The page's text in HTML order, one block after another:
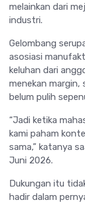
melainkan dari
industri.
Gelombang
asosiasi
keluhan dari
menekan margin,
belum pulih
“Jadi ketika
kami paham
sama,” katanya
Juni 2026.
Dukungan itu
hadir dalam